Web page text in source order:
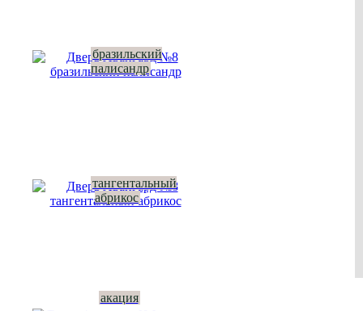
бразильский
палисандр
тангентальный
абрикос
акация